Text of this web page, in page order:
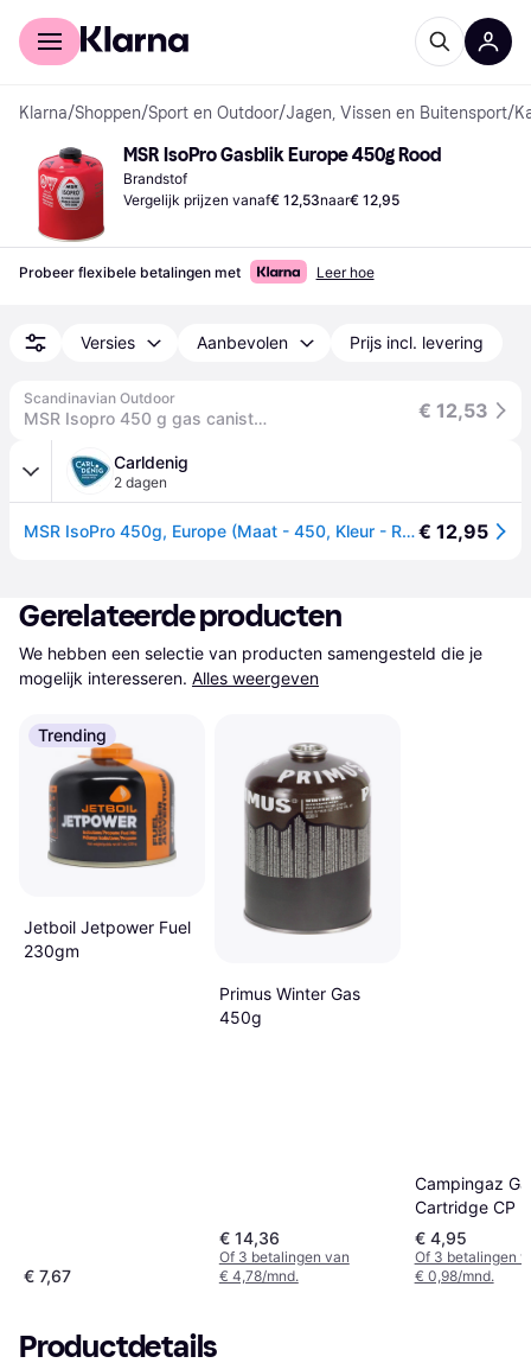
Voor shoppers
Klarna/Shoppen/Sport en Outdoor/Jagen, Vissen en Buitensport/
MSR IsoPro Gasblik Europe 450g Rood
Brandstof
Vergelijk prijzen vanaf€ 12,53naar€ 12,95
Probeer flexibele betalingen met Leer hoe
Versies Aanbevolen Prijs incl. levering
Scandinavian Outdoor
MSR Isopro 450 g gas canister € 12,53
Carldenig
2 dagen
MSR IsoPro 450g, Europe (Maat - 450, Kleur - RED)€ 12,95
Gerelateerde producten
We hebben een selectie van producten samengesteld die je
mogelijk interesseren. Alles weergeven
Trending
Jetboil Jetpower Fuel
230gm
€ 7,67
Primus Winter Gas
450g
€ 14,36
Of 3 betalingen van
€ 4,78/mnd.
Campingaz
Cartridge CP
€ 4,95
Of 3 betalingen
€ 0,98/mnd.
Productdetails